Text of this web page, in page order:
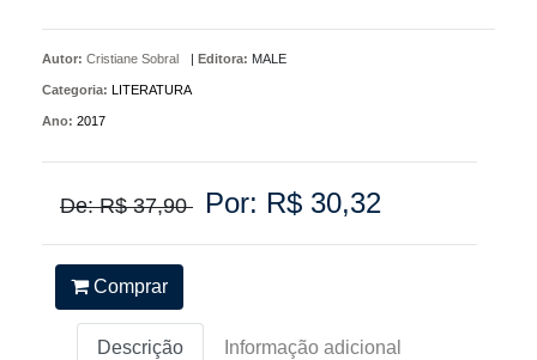
Autor: Cristiane Sobral | Editora: MALE
Categoria: LITERATURA
Ano: 2017
De: R$ 37,90 Por: R$ 30,32
Comprar
Descrição Informação adicional